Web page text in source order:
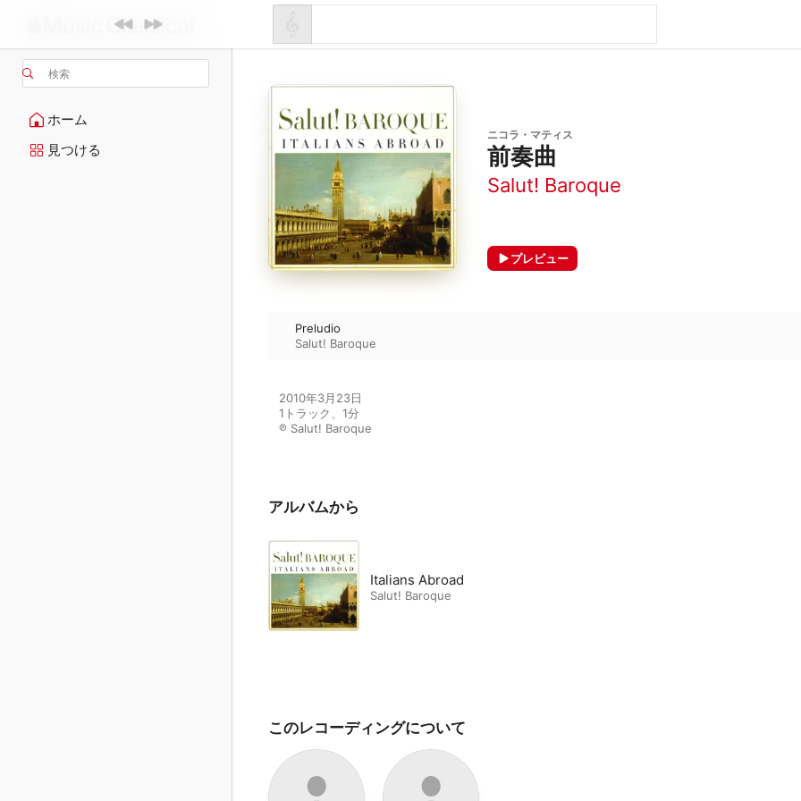
検索
ホーム
見つける
ニコラ・マティス
前奏曲
Salut! Baroque
プレビュー
Preludio
Salut! Baroque
2010年3月23日
1トラック、1分
℗ Salut! Baroque
アルバムから
Italians Abroad
Salut! Baroque
このレコーディングについて